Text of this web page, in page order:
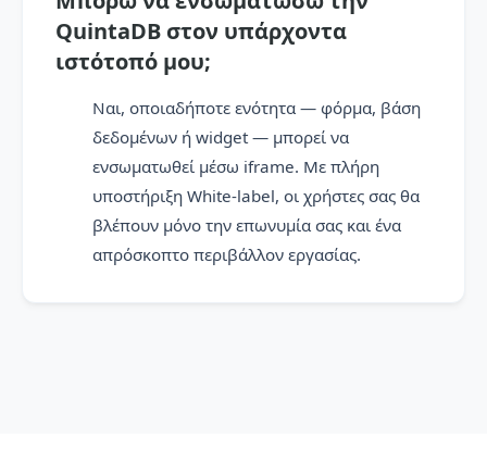
QuintaDB στον υπάρχοντα
ιστότοπό μου;
Ναι, οποιαδήποτε ενότητα — φόρμα, βάση
δεδομένων ή widget — μπορεί να
ενσωματωθεί μέσω iframe. Με πλήρη
υποστήριξη White-label, οι χρήστες σας θα
βλέπουν μόνο την επωνυμία σας και ένα
απρόσκοπτο περιβάλλον εργασίας.